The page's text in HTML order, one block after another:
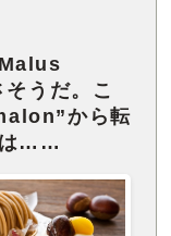
うだ。こ
から転
は……